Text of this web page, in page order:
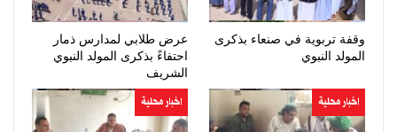
وقفة تربوية في صنعاء بذكرى
المولد النبوي
عرض طلابي لمدارس ذمار
احتفاءً بذكرى المولد النبوي
الشريف
اخبار محلية اخبار محلية